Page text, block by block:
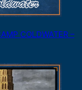
COLDWATER –